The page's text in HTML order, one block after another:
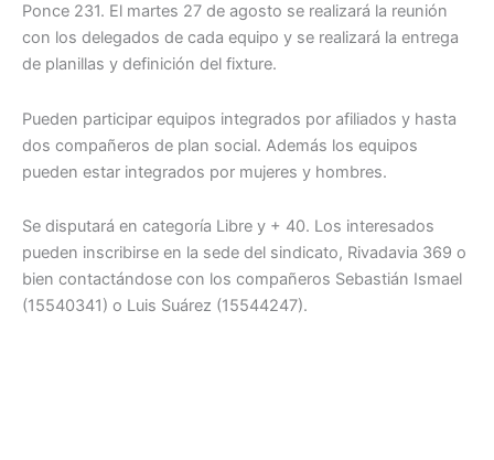
Ponce 231. El martes 27 de agosto se realizará la reunión
con los delegados de cada equipo y se realizará la entrega
de planillas y definición del fixture.
Pueden participar equipos integrados por afiliados y hasta
dos compañeros de plan social. Además los equipos
pueden estar integrados por mujeres y hombres.
Se disputará en categoría Libre y + 40. Los interesados
pueden inscribirse en la sede del sindicato, Rivadavia 369 o
bien contactándose con los compañeros Sebastián Ismael
(15540341) o Luis Suárez (15544247).